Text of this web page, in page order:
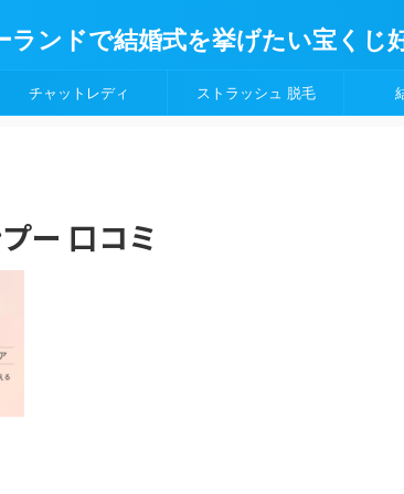
ランドで結婚式を挙げたい宝くじ
チャットレディ ストラッシュ 脱毛
ー 口コミ